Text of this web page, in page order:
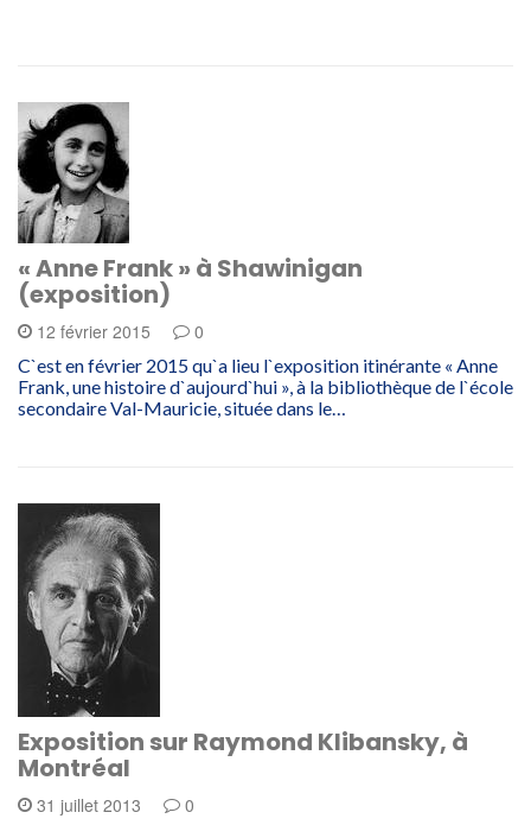
« Anne Frank » à Shawinigan
(exposition)
12 février 2015 0
C`est en février 2015 qu`a lieu l`exposition itinérante « Anne
Frank, une histoire d`aujourd`hui », à la bibliothèque de l`école
secondaire Val-Mauricie, située dans le…
Exposition sur Raymond Klibansky, à
Montréal
31 juillet 2013 0